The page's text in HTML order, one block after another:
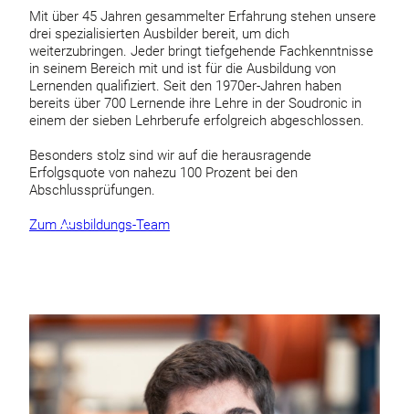
Mit über 45 Jahren gesammelter Erfahrung stehen unsere
drei spezialisierten Ausbilder bereit, um dich
weiterzubringen. Jeder bringt tiefgehende Fachkenntnisse
in seinem Bereich mit und ist für die Ausbildung von
Lernenden qualifiziert. Seit den 1970er-Jahren haben
bereits über 700 Lernende ihre Lehre in der Soudronic in
einem der sieben Lehrberufe erfolgreich abgeschlossen.
Besonders stolz sind wir auf die herausragende
Erfolgsquote von nahezu 100 Prozent bei den
Abschlussprüfungen.
Zum Ausbildungs-Team